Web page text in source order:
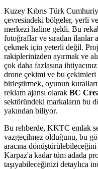
Kuzey Kıbrıs Türk
çevresindeki bölgeler, yerli
merkezi haline geldi. Bu
fotoğraflar ve sıradan ilanlar
çekmek için yeterli değil.
rakiplerinizden ayırmak ve
çok daha fazlasına
drone çekimi ve bu
birleştirmek, oyunun
reklam ajansı olarak BC
sektöründeki markaların bu
yakından biliyor.
Bu rehberde, KKTC emlak
vazgeçilmez olduğunu, bu
aracına
Karpaz'a kadar tüm adada
taşıyabileceğinizi detaylıca